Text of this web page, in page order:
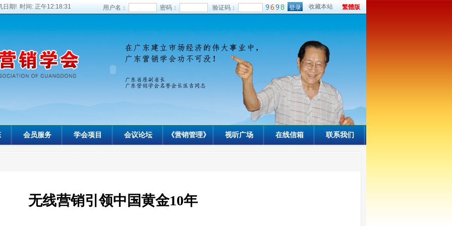
日期! 时间: 正午12:18:32 用户名： 密码： 验证码： 收藏本站 繁體版
会员服务 学会项目 会议论坛 《营销管理》 视听广场 在线信箱 联系我们
无线营销引领中国黄金10年